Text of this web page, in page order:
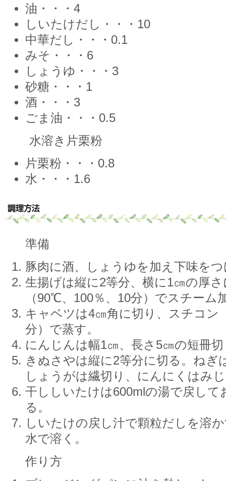
油・・・4
しいたけだし・・・10
中華だし・・・0.1
みそ・・・6
しょうゆ・・・3
砂糖・・・1
酒・・・3
ごま油・・・0.5
水溶き片栗粉
片栗粉・・・0.8
水・・・1.6
準備
豚肉に酒、しょうゆを加え下味を
生揚げは縦に2等分、横に1㎝の厚
（90℃、100％、10分）でスチーム
キャベツは4㎝角に切り、スチコン
分）で蒸す。
にんじんは幅1㎝、長さ5㎝の短冊
きぬさやは縦に2等分に切る。ねぎ
しょうがは繊切り、にんにくはみ
干ししいたけは600mlの湯で戻して
る。
しいたけの戻し汁で顆粒だしを溶
水で溶く。
作り方